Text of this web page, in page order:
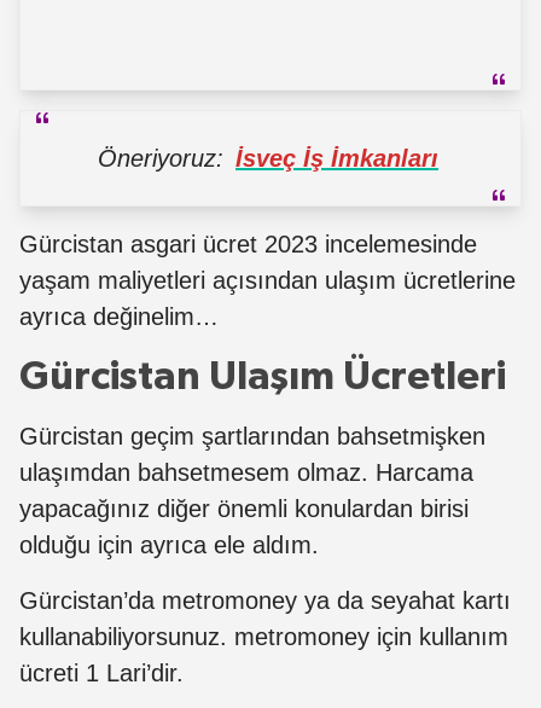
Öneriyoruz: İsveç İş İmkanları
Gürcistan asgari ücret 2023 incelemesinde
yaşam maliyetleri açısından ulaşım ücretlerine
ayrıca değinelim…
Gürcistan Ulaşım Ücretleri
Gürcistan geçim şartlarından bahsetmişken
ulaşımdan bahsetmesem olmaz. Harcama
yapacağınız diğer önemli konulardan birisi
olduğu için ayrıca ele aldım.
Gürcistan’da metromoney ya da seyahat kartı
kullanabiliyorsunuz. metromoney için kullanım
ücreti 1 Lari’dir.